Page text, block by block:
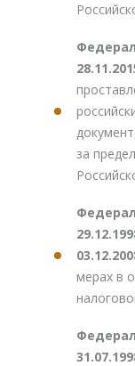
за
мерах в